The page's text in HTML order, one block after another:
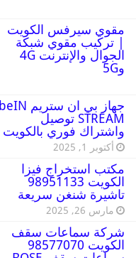
مقوي سيرفس الكويت
| تركيب مقوي شبكة
الجوال والإنترنت 4G
و5G
جهاز بي ان ستريم beIN
STREAM توصيل
واشتراك فوري بالكويت
أكتوبر 1, 2025
مكتب استخراج فيزا
الكويت 98951133
تاشيرة شنغن سريعة
مارس 26, 2025
شركة سماعات سقف
الكويت 98577070